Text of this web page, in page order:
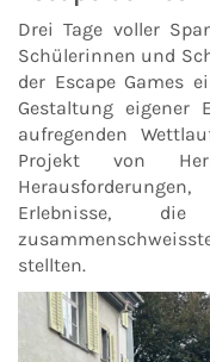
Drei Tage voller
Schülerinnen und
der Escape Games
Gestaltung eigener
aufregenden
Projekt von
Erlebnisse,
stellten.